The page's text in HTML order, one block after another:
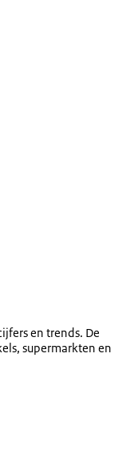
en trends. De
supermarkten en